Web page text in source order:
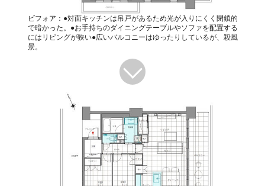
ビフォア：●対面キッチンは吊戸があるため光が入りにくく閉鎖的
で暗かった。●お手持ちのダイニングテーブルやソファを配置する
にはリビングが狭い●広いバルコニーはゆったりしているが、殺風
景。